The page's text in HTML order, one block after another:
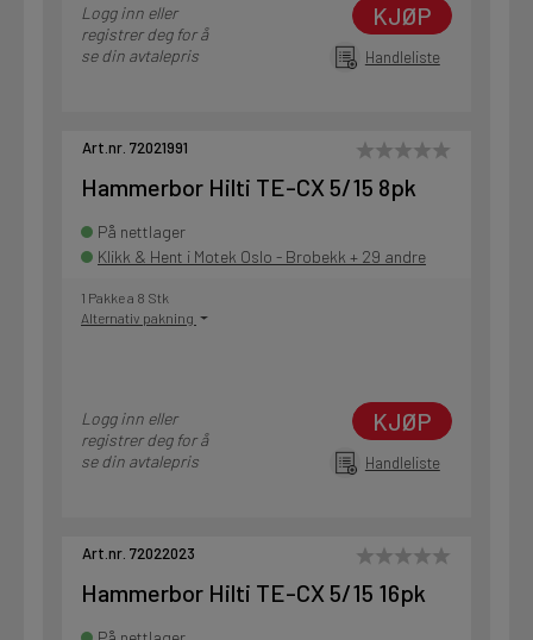
Logg inn eller
registrer deg for å
se din avtalepris
KJØP
Handleliste
Art.nr. 72021991
Hammerbor Hilti TE-CX 5/15 8pk
På nettlager
Klikk & Hent i Motek Oslo - Brobekk + 29 andre
1 Pakke a 8 Stk
Alternativ pakning
Logg inn eller
registrer deg for å
se din avtalepris
KJØP
Handleliste
Art.nr. 72022023
Hammerbor Hilti TE-CX 5/15 16pk